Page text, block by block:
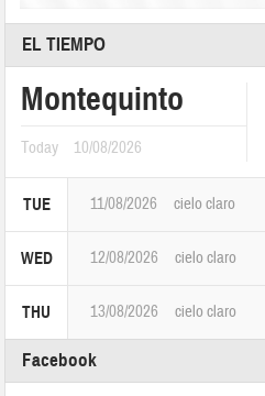
EL TIEMPO
Montequinto
Today 10/08/2026
TUE 11/08/2026 cielo claro
WED 12/08/2026 cielo claro
THU 13/08/2026 cielo claro
Facebook